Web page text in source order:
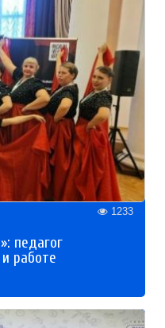
1233
педагог
работе